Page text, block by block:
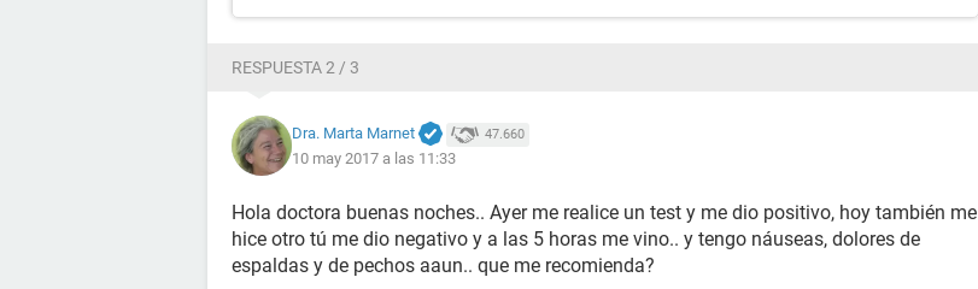
RESPUESTA 2 / 3
Dra. Marta Marnet 47.660
10 may 2017 a las 11:33
Hola doctora buenas noches.. Ayer me realice un test y me dio positivo, hoy también me
hice otro tú me dio negativo y a las 5 horas me vino.. y tengo náuseas, dolores de
espaldas y de pechos aaun.. que me recomienda?